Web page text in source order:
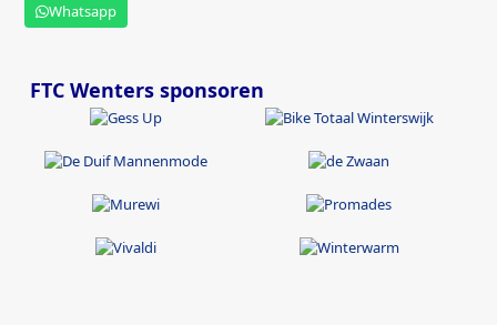
Whatsapp
FTC Wenters sponsoren